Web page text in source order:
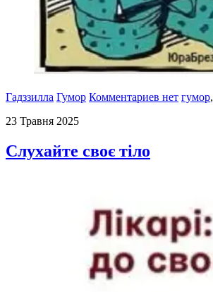
Гадззилла Гумор Комментариев нет гумор,
23 Травня 2025
Слухайте своє тіло